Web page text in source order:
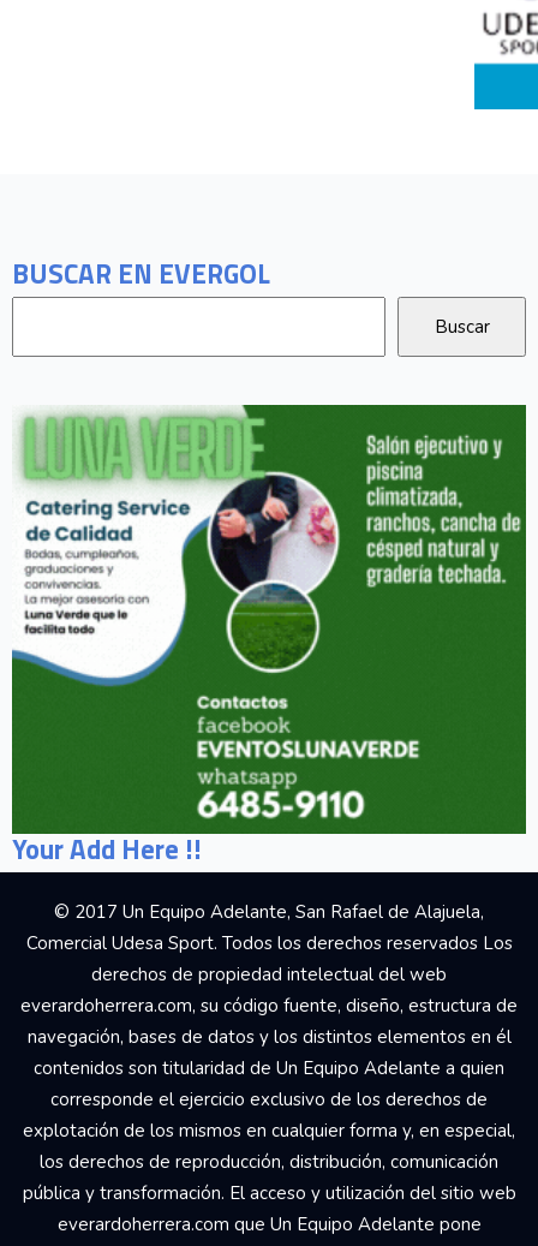
BUSCAR EN EVERGOL
Your Add Here !!
© 2017 Un Equipo Adelante, San Rafael de Alajuela,
Comercial Udesa Sport. Todos los derechos reservados Los
derechos de propiedad intelectual del web
everardoherrera.com, su código fuente, diseño, estructura de
navegación, bases de datos y los distintos elementos en él
contenidos son titularidad de Un Equipo Adelante a quien
corresponde el ejercicio exclusivo de los derechos de
explotación de los mismos en cualquier forma y, en especial,
los derechos de reproducción, distribución, comunicación
pública y transformación. El acceso y utilización del sitio web
everardoherrera.com que Un Equipo Adelante pone